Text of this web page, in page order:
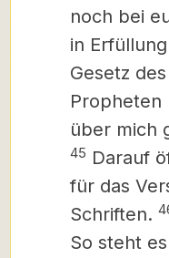
noch bei
in
Gesetz
Propheten
über mich
45 Darauf
für das
Schriften.
So steht